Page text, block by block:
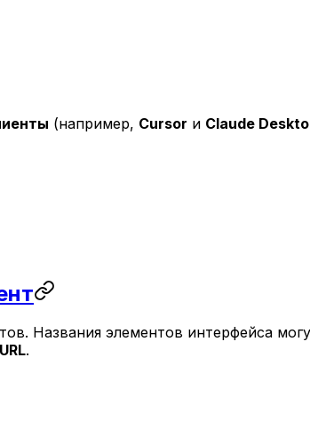
(например, Cursor и Claude
Названия элементов интерфейса
.